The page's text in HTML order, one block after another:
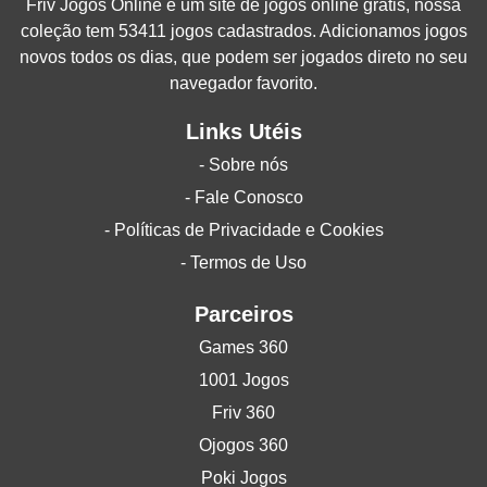
Friv Jogos Online é um site de jogos online grátis, nossa
coleção tem 53411 jogos cadastrados. Adicionamos jogos
novos todos os dias, que podem ser jogados direto no seu
navegador favorito.
Links Utéis
- Sobre nós
- Fale Conosco
- Políticas de Privacidade e Cookies
- Termos de Uso
Parceiros
Games 360
1001 Jogos
Friv 360
Ojogos 360
Poki Jogos